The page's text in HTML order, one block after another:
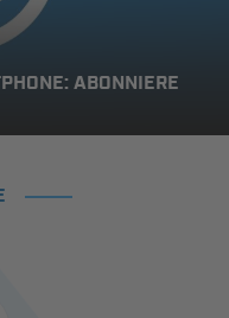
ABONNIERE